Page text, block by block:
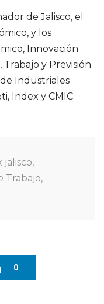
de Jalisco, el
y los
Innovación
y Previsión
Industriales
Index y CMIC.
jalisco,
Trabajo,
0